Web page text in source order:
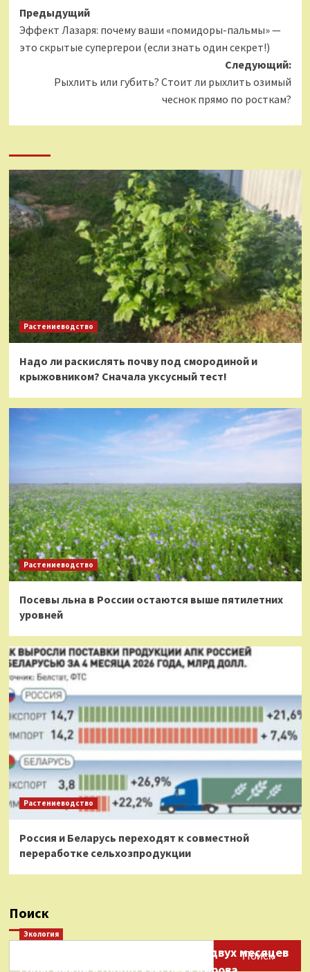
Навигация
записи
Предыдущий
Эффект Лазаря: почему ваши «помидоры-пальмы» —
это скрытые супергерои (если знать один секрет!)
Следующий:
Рыхлить или губить? Стоит ли рыхлить озимый
чеснок прямо по росткам?
Растениеводство
Надо ли раскислять почву под смородиной и
крыжовником? Сначала уксусный тест!
Растениеводство
Посевы льна в России остаются выше пятилетних
уровней
Растениеводство
Россия и Беларусь переходят к совместной
переработке сельхозпродукции
Поиск
Поиск
Экология
Нефтепродукты на протяжении двух месяцев